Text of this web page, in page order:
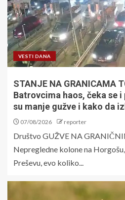
VESTI DANA
STANJE NA GRANICAMA
Batrovcima haos, čeka se i
su manje gužve i kako da
07/08/2026 reporter
Društvo GUŽVE NA
Nepregledne kolone na
Preševu, evo koliko...